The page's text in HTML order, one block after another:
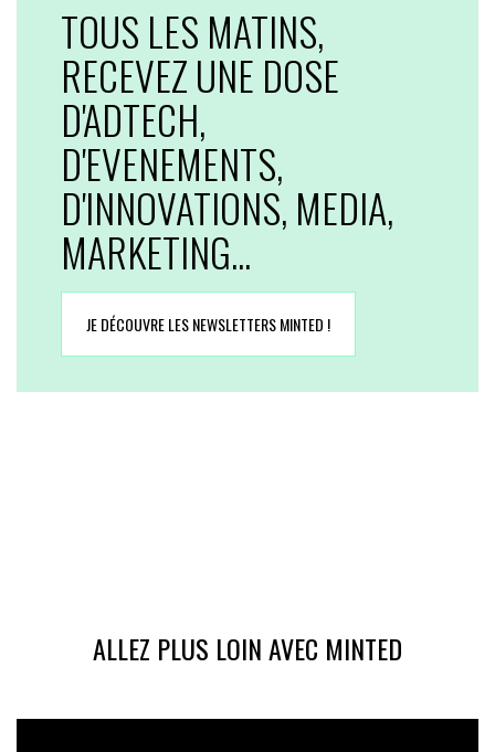
TOUS LES MATINS,
RECEVEZ UNE DOSE
D'ADTECH,
D'EVENEMENTS,
D'INNOVATIONS, MEDIA,
MARKETING...
JE DÉCOUVRE LES NEWSLETTERS MINTED !
ALLEZ PLUS LOIN AVEC MINTED